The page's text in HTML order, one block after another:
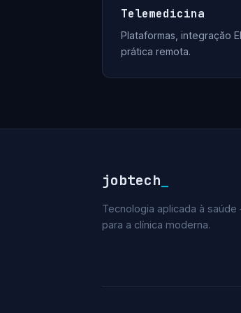
Telemedicina
Plataformas, integração
prática remota.
jobtech
Tecnologia aplicada à
para a clínica moderna.